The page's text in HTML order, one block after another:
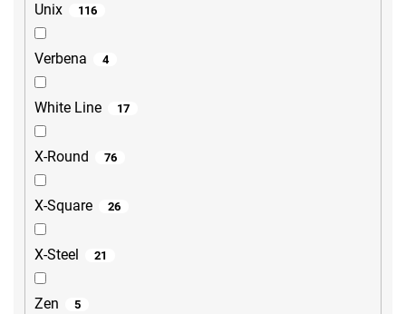
Unix 116
Verbena 4
White Line 17
X-Round 76
X-Square 26
X-Steel 21
Zen 5